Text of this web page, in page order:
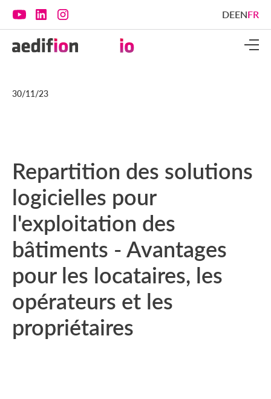
DEENFR
30/11/23
Repartition des solutions
logicielles pour
l'exploitation des
bâtiments - Avantages
pour les locataires, les
opérateurs et les
propriétaires